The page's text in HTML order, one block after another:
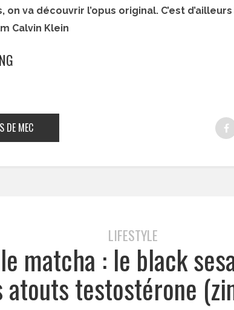
on va découvrir l’opus original. C’est
Calvin Klein
DE MEC
LIFESTYLE
matcha : le black
atouts testostérone